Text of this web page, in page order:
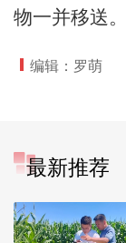
物一并移送。
编辑：罗萌
最新推荐